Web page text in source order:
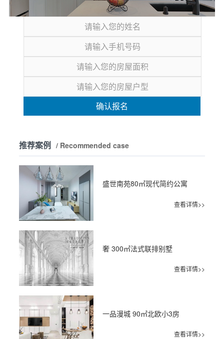
确认报名
推荐案例 / Recommended case
盛世南苑80㎡现代简约公寓
查看详情>>
奢 300㎡法式联排别墅
查看详情>>
一品漫城 90㎡北欧小3房
查看详情>>